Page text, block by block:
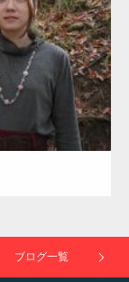
チョ) 大胸筋 腹筋
ブログ一覧
」に取材されまし